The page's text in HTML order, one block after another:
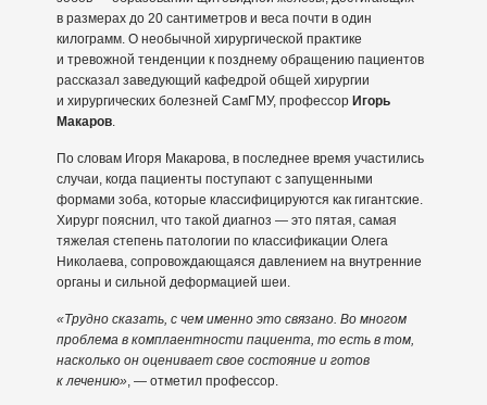
в размерах до 20 сантиметров и веса почти в один
килограмм. О необычной хирургической практике
и тревожной тенденции к позднему обращению пациентов
рассказал заведующий кафедрой общей хирургии
и хирургических болезней СамГМУ, профессор Игорь
Макаров.
По словам Игоря Макарова, в последнее время участились
случаи, когда пациенты поступают с запущенными
формами зоба, которые классифицируются как гигантские.
Хирург пояснил, что такой диагноз — это пятая, самая
тяжелая степень патологии по классификации Олега
Николаева, сопровождающаяся давлением на внутренние
органы и сильной деформацией шеи.
«Трудно сказать, с чем именно это связано. Во многом
проблема в комплаентности пациента, то есть в том,
насколько он оценивает свое состояние и готов
к лечению», — отметил профессор.